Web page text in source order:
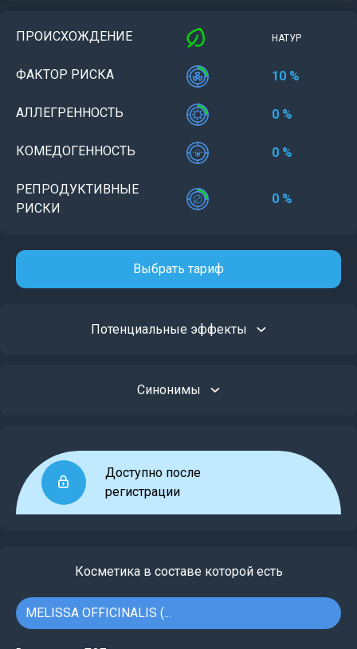
ПРОИСХОЖДЕНИЕ НАТУР
ФАКТОР РИСКА 10 %
АЛЛЕГРЕННОСТЬ 0 %
КОМЕДОГЕННОСТЬ 0 %
РЕПРОДУКТИВНЫЕ
РИСКИ
0 %
Выбрать тариф
Потенциальные эффекты
Синонимы
Доступно после
регистрации
Косметика в составе которой есть
MELISSA OFFICINALIS (...